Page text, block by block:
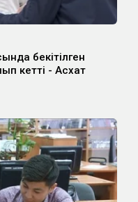
бекітілген
кетті - Асхат